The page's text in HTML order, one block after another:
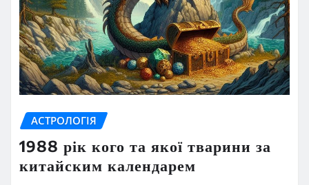
АСТРОЛОГІЯ
1988 рік кого та якої тварини за
китайским календарем